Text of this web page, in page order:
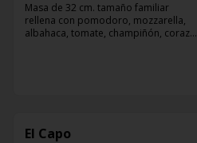
Masa de 32 cm. tamaño familiar
rellena con pomodoro, mozzarella,
albahaca, tomate, champiñón, corazón
El Capo